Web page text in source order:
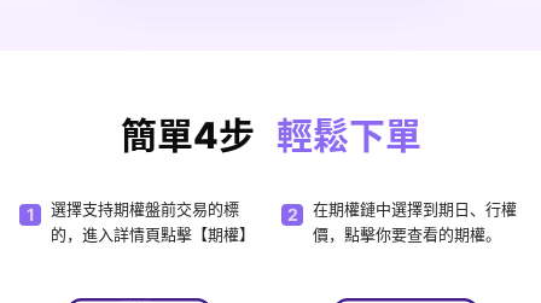
簡單4步 輕鬆下單
1
選擇支持期權盤前交易的標
的，進入詳情頁點擊【期權】
2
在期權鏈中選擇到期日、行權
價，點擊你要查看的期權。